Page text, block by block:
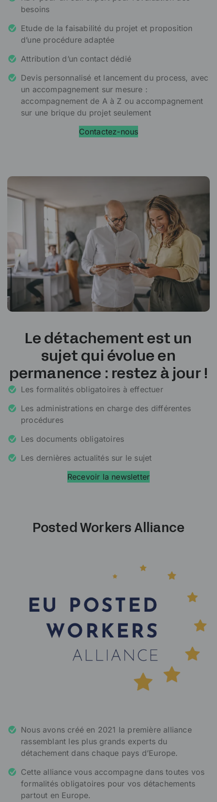
besoins
Etude de la faisabilité du projet et proposition
d’une procédure adaptée
Attribution d’un contact dédié
Devis personnalisé et lancement du process, avec
un accompagnement sur mesure :
accompagnement de A à Z ou accompagnement
sur une brique du projet seulement
Contactez-nous
Le détachement est un
sujet qui évolue en
permanence : restez à jour !
Les formalités obligatoires à effectuer
Les administrations en charge des différentes
procédures
Les documents obligatoires
Les dernières actualités sur le sujet
Recevoir la newsletter
Posted Workers Alliance
Nous avons créé en 2021 la première alliance
rassemblant les plus grands experts du
détachement dans chaque pays d’Europe.
Cette alliance vous accompagne dans toutes vos
formalités obligatoires pour vos détachements
partout en Europe.